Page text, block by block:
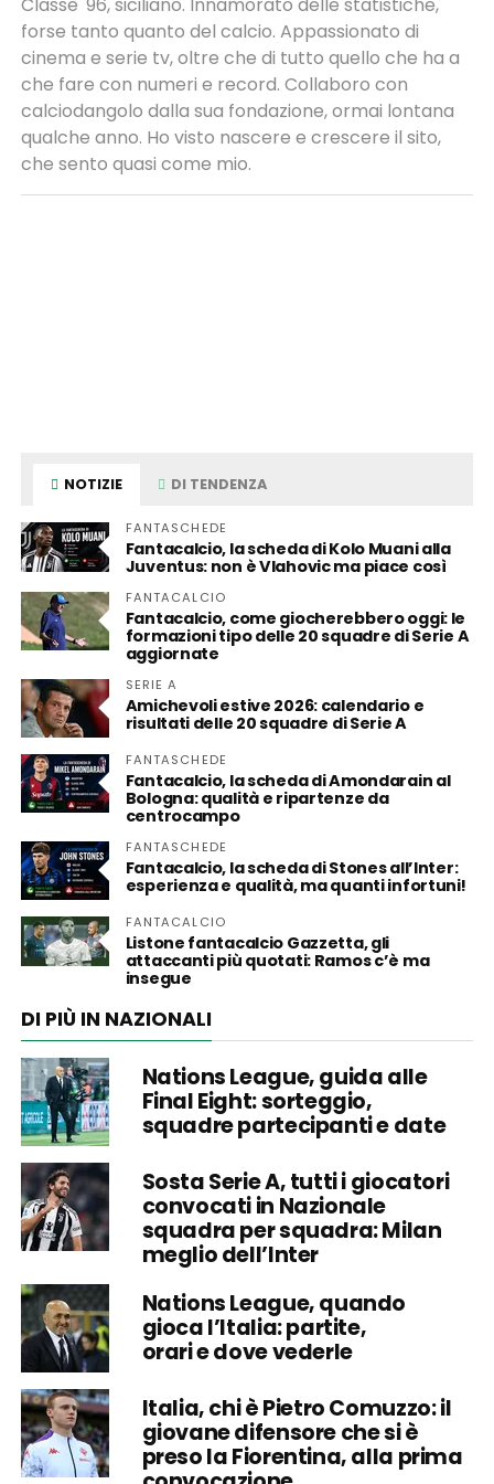
forse tanto quanto del calcio. Appassionato di
cinema e serie tv, oltre che di tutto quello che ha a
che fare con numeri e record. Collaboro con
calciodangolo dalla sua fondazione, ormai lontana
qualche anno. Ho visto nascere e crescere il sito,
che sento quasi come mio.
NOTIZIE DI TENDENZA
FANTASCHEDE
Fantacalcio, la scheda di Kolo Muani alla
Juventus: non è Vlahovic ma piace così
FANTACALCIO
Fantacalcio, come giocherebbero oggi: le
formazioni tipo delle 20 squadre di Serie A
aggiornate
SERIE A
Amichevoli estive 2026: calendario e
risultati delle 20 squadre di Serie A
FANTASCHEDE
Fantacalcio, la scheda di Amondarain al
Bologna: qualità e ripartenze da
centrocampo
FANTASCHEDE
Fantacalcio, la scheda di Stones all’Inter:
esperienza e qualità, ma quanti infortuni!
FANTACALCIO
Listone fantacalcio Gazzetta, gli
attaccanti più quotati: Ramos c’è ma
insegue
DI PIÙ IN NAZIONALI
Nations League, guida alle
Final Eight: sorteggio,
squadre partecipanti e date
Sosta Serie A, tutti i giocatori
convocati in Nazionale
squadra per squadra: Milan
meglio dell’Inter
Nations League, quando
gioca l’Italia: partite,
orari e dove vederle
Italia, chi è Pietro Comuzzo: il
giovane difensore che si è
preso la Fiorentina, alla prima